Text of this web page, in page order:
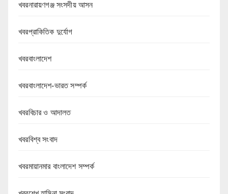
খবরনারায়ণগঞ্জ সংসদীয় আসন
খবরপ্রাকিতিক দুর্যোগ
খবরবাংলাদেশ
খবরবাংলাদেশ-ভারত সম্পর্ক
খবরবিচার ও আদালত
খবরবিশ্ব সংবাদ
খবরমায়ানমার বাংলাদেশ সম্পর্ক